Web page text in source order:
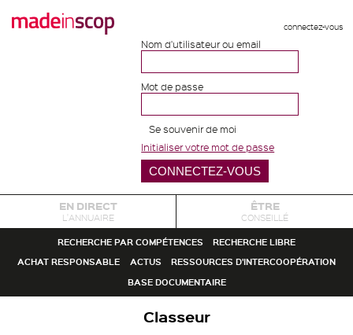
connectez-vous
Nom d'utilisateur ou email
Mot de passe
Se souvenir de moi
Initialiser votre mot de passe
EN DIRECT
L'ANNUAIRE
ÊTRE
CONSEILLÉ
RECHERCHE PAR COMPÉTENCES
RECHERCHE LIBRE
ACHAT RESPONSABLE
ACTUS
RESSOURCES D'INTERCOOPÉRATION
BASE DOCUMENTAIRE
Classeur